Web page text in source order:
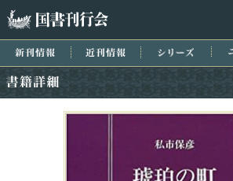
新刊情報 近刊情報 シリーズ